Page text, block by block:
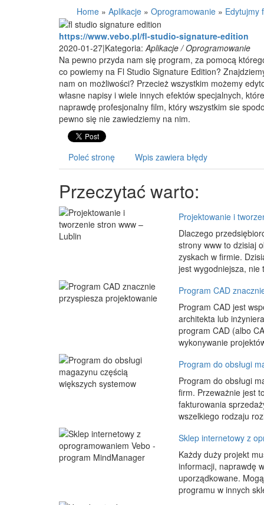
Home » Aplikacje » Oprogramowanie » Edytujmy
https://www.vebo.pl/fl-studio-signature-edition
2020-01-27|Kategoria:Aplikacje / Oprogramowanie
Na pewno przyda nam się program, za pomocą
co powiemy na Fl Studio Signature Edition?
nam on możliwości? Przecież wszystkim możemy
własne napisy i wiele innych efektów specjalnych,
naprawdę profesjonalny film, który wszystkim sie
pewno się nie zawiedziemy na nim.
Poleć stronę Wpis zawiera błędy
Przeczytać warto:
Projektowanie i
Dlaczego
strony www to dzisiaj
zyskach w firmie.
jest wygodniejsza, nie
Program CAD
Program CAD jest
architekta lub
program CAD (albo
wykonywanie
Program do obsługi
Program do obsługi
firm. Przeważnie jest
fakturowania
wszelkiego rodzaju
Sklep internetowy z
Każdy duży projekt
informacji, naprawdę
uporządkowane.
programu w innych